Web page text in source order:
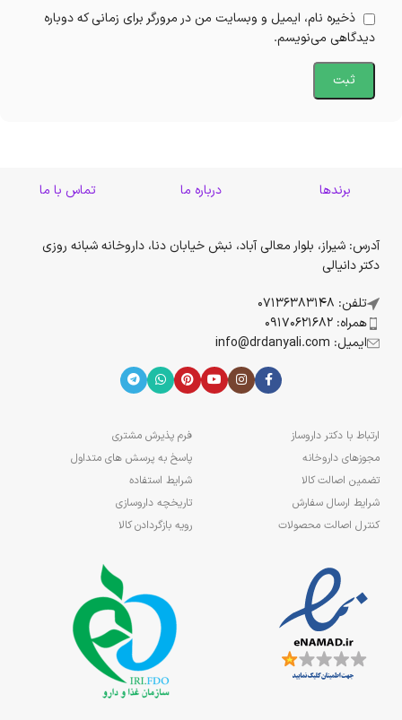
ذخیره نام، ایمیل و وبسایت من در مرورگر برای زمانی که دوباره
دیدگاهی می‌نویسم.
برندها درباره ما تماس با ما
آدرس: شیراز، بلوار معالی آباد، نبش خیابان دنا، داروخانه شبانه روزی
دکتر دانیالی
تلفن: 07136383148
همراه: 09170621682
ایمیل: info@drdanyali.com
ارتباط با دکتر داروساز
مجوزهای داروخانه
تضمین اصالت کالا
شرایط ارسال سفارش
کنترل اصالت محصولات
فرم پذیرش مشتری
پاسخ به پرسش های متداول
شرایط استفاده
تاریخچه داروسازی
رویه بازگردادن کالا